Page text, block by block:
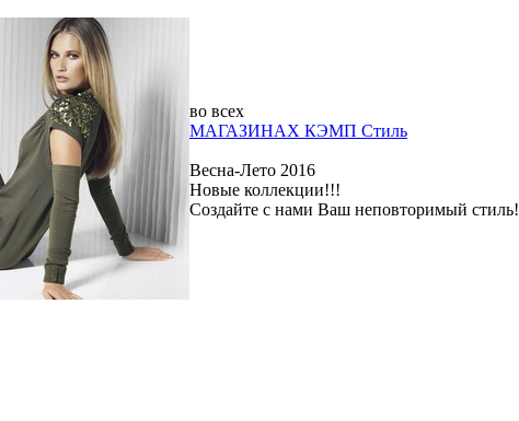
во всех
МАГАЗИНАХ КЭМП Стиль
Весна-Лето 2016
Новые коллекции!!!
Создайте с нами Ваш неповторимый стиль!